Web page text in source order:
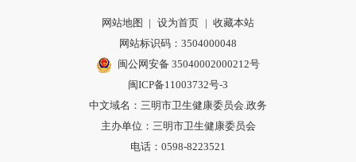
网站地图 | 设为首页 | 收藏本站
网站标识码：3504000048
闽公网安备 35040002000212号
闽ICP备11003732号-3
中文域名：三明市卫生健康委员会.政务
主办单位：三明市卫生健康委员会
电话：0598-8223521